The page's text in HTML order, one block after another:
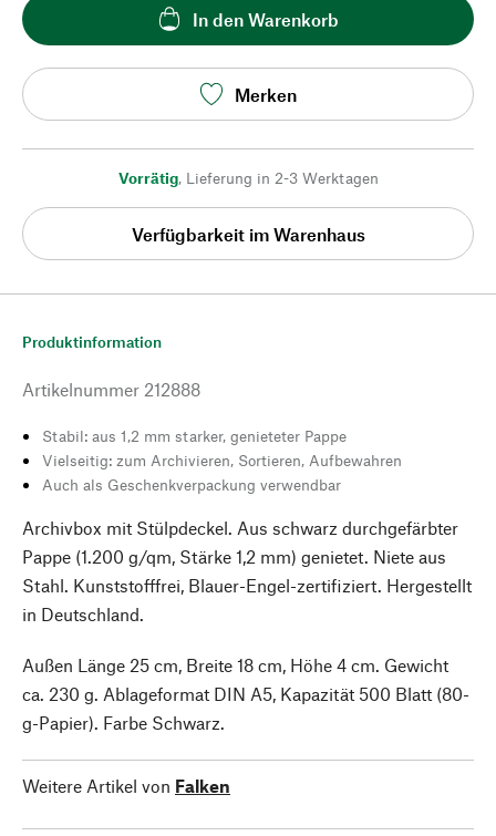
In den Warenkorb
Merken
Vorrätig, Lieferung in 2-3 Werktagen
Verfügbarkeit im Warenhaus
Produktinformation
Artikelnummer 212888
Stabil: aus 1,2 mm starker, genieteter Pappe
Vielseitig: zum Archivieren, Sortieren, Aufbewahren
Auch als Geschenkverpackung verwendbar
Archivbox mit Stülpdeckel. Aus schwarz durchgefärbter
Pappe (1.200 g/qm, Stärke 1,2 mm) genietet. Niete aus
Stahl. Kunststofffrei, Blauer-Engel-zertifiziert. Hergestellt
in Deutschland.
Außen Länge 25 cm, Breite 18 cm, Höhe 4 cm. Gewicht
ca. 230 g. Ablageformat DIN A5, Kapazität 500 Blatt (80-
g-Papier). Farbe Schwarz.
Weitere Artikel von Falken